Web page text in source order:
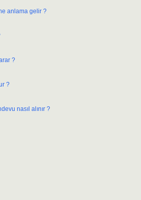
anlama gelir ?
?
?
nasıl alınır ?